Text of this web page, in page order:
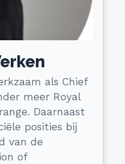
als Chief
meer Royal
Daarnaast
posities bij
van de
of